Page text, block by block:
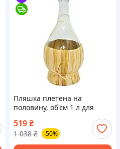
Пляшка плетена на
половину, об'єм 1 л для
міцних напоїв і настоянок з
оригінальним дизайном
519₴
1 038 ₴ -50%